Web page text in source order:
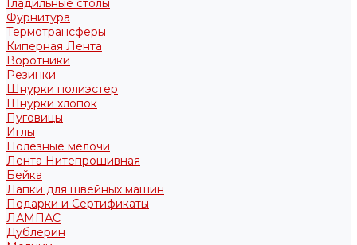
Гладильные столы
Фурнитура
Термотрансферы
Киперная Лента
Воротники
Резинки
Шнурки полиэстер
Шнурки хлопок
Пуговицы
Иглы
Полезные мелочи
Лента Нитепрошивная
Бейка
Лапки для швейных машин
Подарки и Сертификаты
ЛАМПАС
Дублерин